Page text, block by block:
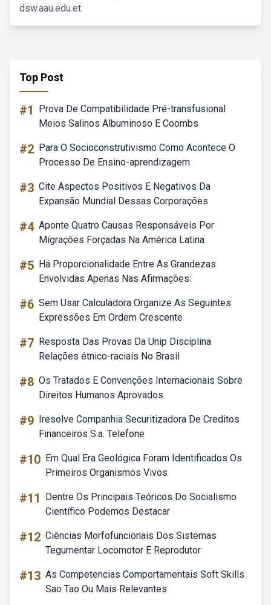
dsw.aau.edu.et.
Top Post
#1
Prova De Compatibilidade Pré-transfusional
Meios Salinos Albuminoso E Coombs
#2 Para O Socioconstrutivismo Como Acontece O
Processo De Ensino-aprendizagem
#3 Cite Aspectos Positivos E Negativos Da
Expansão Mundial Dessas Corporações
#4 Aponte Quatro Causas Responsáveis Por
Migrações Forçadas Na América Latina
#5 Há Proporcionalidade Entre As Grandezas
Envolvidas Apenas Nas Afirmações:
#6 Sem Usar Calculadora Organize As Seguintes
Expressões Em Ordem Crescente
#7 Resposta Das Provas Da Unip Disciplina
Relações étnico-raciais No Brasil
#8 Os Tratados E Convenções Internacionais Sobre
Direitos Humanos Aprovados
#9 Iresolve Companhia Securitizadora De Creditos
Financeiros S.a. Telefone
#10 Em Qual Era Geológica Foram Identificados Os
Primeiros Organismos Vivos
#11
Dentre Os Principais Teóricos Do Socialismo
Científico Podemos Destacar
#12 Ciências Morfofuncionais Dos Sistemas
Tegumentar Locomotor E Reprodutor
#13 As Competencias Comportamentais Soft Skills
Sao Tao Ou Mais Relevantes